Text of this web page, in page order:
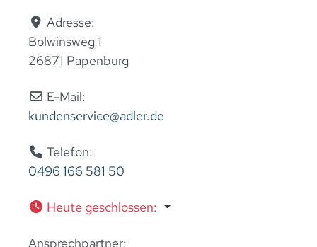
Adresse:
Bolwinsweg 1
26871 Papenburg
E-Mail:
kundenservice@adler.de
Telefon:
0496 166 581 50
Heute geschlossen:
Ansprechpartner: